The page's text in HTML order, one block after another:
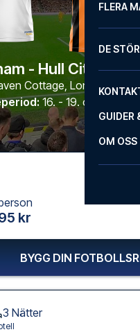
FLERA
DE
GUIDER
OM OSS
- Hull City
Cottage, London
: 16. - 19. okt. 2026
kr
BYGG DIN
3 Nätter